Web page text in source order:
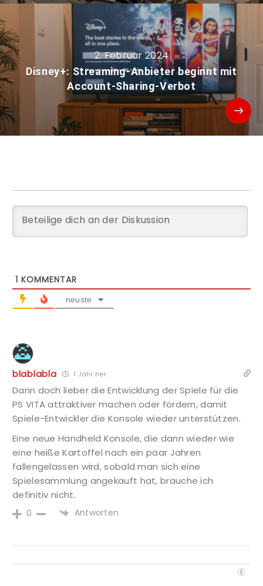
2. Februar 2024
Disney+: Streaming-Anbieter beginnt mit
Account-Sharing-Verbot
1 KOMMENTAR
neuste
blablabla 1 Jahr her
Dann doch lieber die Entwicklung der Spiele für die
PS VITA attraktiver machen oder fördern, damit
Spiele-Entwickler die Konsole wieder unterstützen.
Eine neue Handheld Konsole, die dann wieder wie
eine heiße Kartoffel nach ein paar Jahren
fallengelassen wird, sobald man sich eine
Spielesammlung angekauft hat, brauche ich
definitiv nicht.
0 Antworten